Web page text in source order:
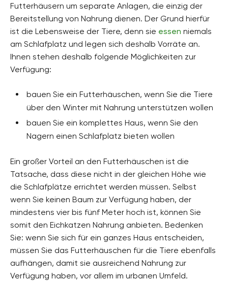
Futterhäusern um separate Anlagen, die einzig der
Bereitstellung von Nahrung dienen. Der Grund hierfür
ist die Lebensweise der Tiere, denn sie essen niemals
am Schlafplatz und legen sich deshalb Vorräte an.
Ihnen stehen deshalb folgende Möglichkeiten zur
Verfügung:
bauen Sie ein Futterhäuschen, wenn Sie die Tiere
über den Winter mit Nahrung unterstützen wollen
bauen Sie ein komplettes Haus, wenn Sie den
Nagern einen Schlafplatz bieten wollen
Ein großer Vorteil an den Futterhäuschen ist die
Tatsache, dass diese nicht in der gleichen Höhe wie
die Schlafplätze errichtet werden müssen. Selbst
wenn Sie keinen Baum zur Verfügung haben, der
mindestens vier bis fünf Meter hoch ist, können Sie
somit den Eichkatzen Nahrung anbieten. Bedenken
Sie: wenn Sie sich für ein ganzes Haus entscheiden,
müssen Sie das Futterhäuschen für die Tiere ebenfalls
aufhängen, damit sie ausreichend Nahrung zur
Verfügung haben, vor allem im urbanen Umfeld.